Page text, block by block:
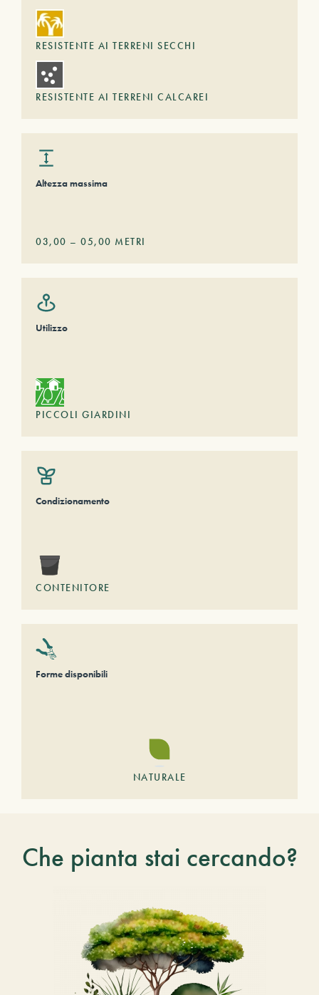
RESISTENTE AI TERRENI SECCHI
RESISTENTE AI TERRENI CALCAREI
Altezza massima
03,00 – 05,00 METRI
Utilizzo
PICCOLI GIARDINI
Condizionamento
CONTENITORE
Forme disponibili
NATURALE
Che pianta stai cercando?